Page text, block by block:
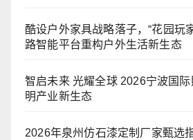
酷设户外家具战略落子，“花园玩
路智能平台重构户外生活新生态
智启未来 光耀全球 2026宁波国
明产业新生态
2026年泉州仿石漆定制厂家甄选